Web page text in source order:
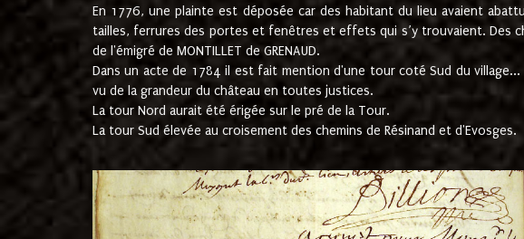
En 1776, une plainte est déposée car des habitant du lieu avaient
tailles, ferrures des portes et fenêtres et effets qui s’y trouvaient. Des
de l'émigré de MONTILLET de GRENAUD.
Dans un acte de 1784 il est fait mention d'une tour coté Sud du
vu de la grandeur du château en toutes justices.
La tour Nord aurait été érigée sur le pré de la Tour.
La tour Sud élevée au croisement des chemins de Résinand et d'Evosges.